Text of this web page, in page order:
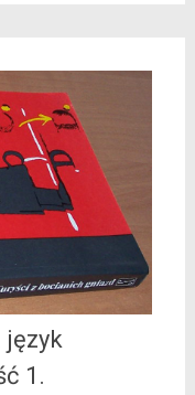
język
1.